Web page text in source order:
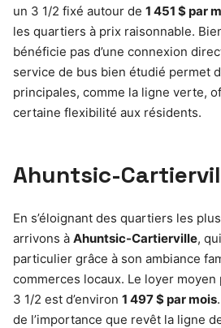
un 3 1/2 fixé autour de 1 451 $ par
les quartiers à prix raisonnable.
bénéficie pas d’une connexion
service de bus bien étudié permet
principales, comme la ligne verte,
certaine flexibilité aux résidents.
Ahuntsic-
En s’éloignant des quartiers les
arrivons à Ahuntsic-Cartierville,
particulier grâce à son ambiance
commerces locaux. Le loyer
3 1/2 est d’environ 1 497 $ par mois
de l’importance que revêt la ligne